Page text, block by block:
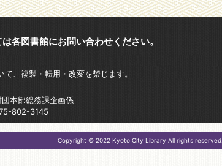
各図書館にお問い合わせください。
、複製・転用・改変を禁じます。
本部総務課企画係
802-3145
Copyright © 2022 Kyoto City Library All rights reserved.